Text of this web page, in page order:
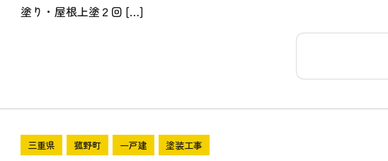
塗り・屋根上塗２回 […]
三重県 菰野町 一戸建 塗装工事